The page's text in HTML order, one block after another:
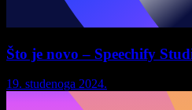
Što je novo – Speechify
19. studenoga 2024.